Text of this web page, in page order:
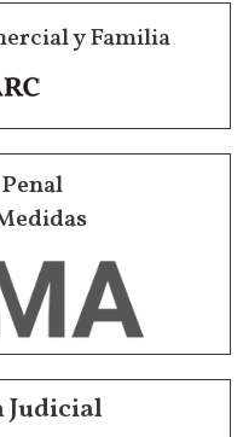
y Familia
Judicial